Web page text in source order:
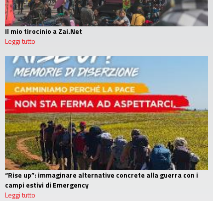
Il mio tirocinio a Zai.Net
Leggi tutto
“Rise up”: immaginare alternative concrete alla guerra con i
campi estivi di Emergency
Leggi tutto